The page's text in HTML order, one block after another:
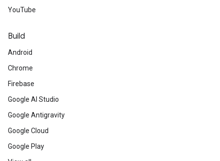
YouTube
Build
Android
Chrome
Firebase
Google AI Studio
Google Antigravity
Google Cloud
Google Play